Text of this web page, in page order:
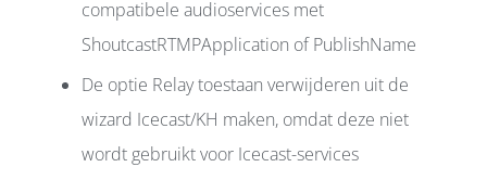
compatibele audioservices met
ShoutcastRTMPApplication of PublishName
De optie Relay toestaan verwijderen uit de
wizard Icecast/KH maken, omdat deze niet
wordt gebruikt voor Icecast-services